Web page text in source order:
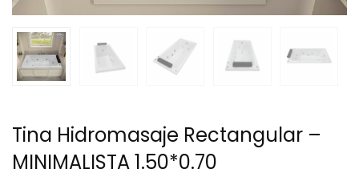
Tina Hidromasaje Rectangular –
MINIMALISTA 1.50*0.70